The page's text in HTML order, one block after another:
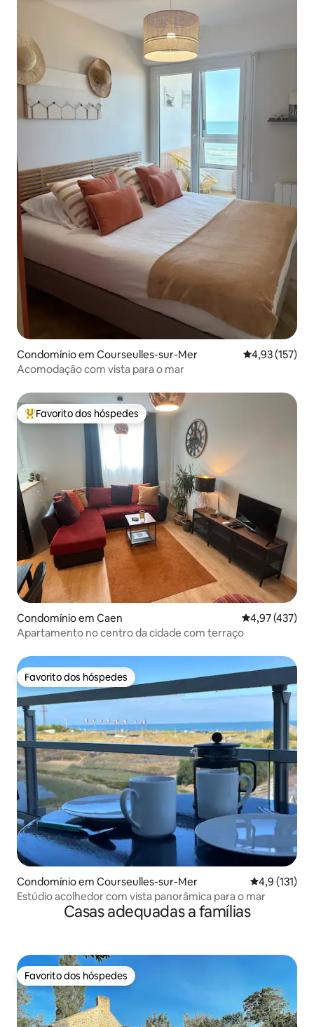
Condomínio em Courseulles-sur-Mer Classificação
4,93 (157)
Acomodação com vista para o mar
Favoritos dos hóspedes mais apreciados
Favorito dos hóspedes
Condomínio em Caen Classificação
4,97 (437)
Apartamento no centro da cidade com terraço
Favorito dos hóspedes
Favorito dos hóspedes
Condomínio em Courseulles-sur-Mer
4,9 (131)
Estúdio acolhedor com vista panorâmica para o mar
Casas adequadas a famílias
Favorito dos hóspedes
Favorito dos hóspedes